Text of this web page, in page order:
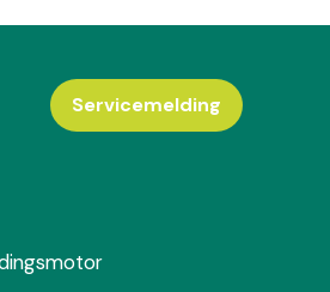
Servicemelding